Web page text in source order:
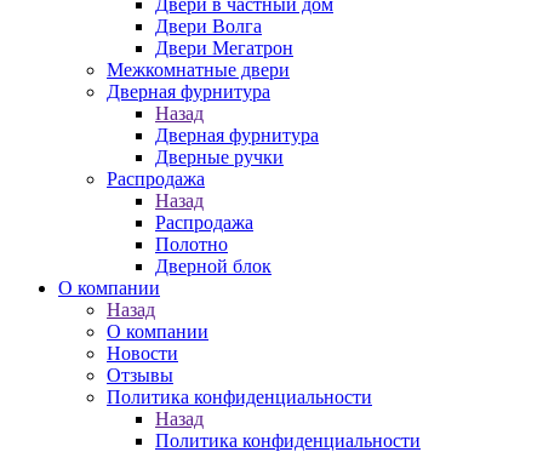
Двери в частный дом
Двери Волга
Двери Мегатрон
Межкомнатные двери
Дверная фурнитура
Назад
Дверная фурнитура
Дверные ручки
Распродажа
Назад
Распродажа
Полотно
Дверной блок
О компании
Назад
О компании
Новости
Отзывы
Политика конфиденциальности
Назад
Политика конфиденциальности